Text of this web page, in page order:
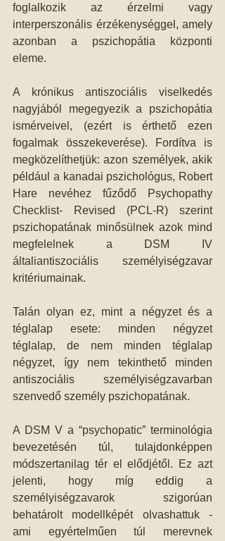
foglalkozik az érzelmi vagy
interperszonális érzékenységgel, amely
azonban a pszichopátia központi
eleme.
A krónikus antiszociális viselkedés
nagyjából megegyezik a pszichopátia
ismérveivel, (ezért is érthető ezen
fogalmak összekeverése). Fordítva is
megközelíthetjük: azon személyek, akik
például a kanadai pszichológus, Robert
Hare nevéhez fűződő Psychopathy
Checklist- Revised (PCL-R) szerint
pszichopatának minősülnek azok mind
megfelelnek a DSM IV
általiantiszociális személyiségzavar
kritériumainak.
Talán olyan ez, mint a négyzet és a
téglalap esete: minden négyzet
téglalap, de nem minden téglalap
négyzet, így nem tekinthető minden
antiszociális személyiségzavarban
szenvedő személy pszichopatának.
A DSM V a “psychopatic” terminológia
bevezetésén túl, tulajdonképpen
módszertanilag tér el elődjétől. Ez azt
jelenti, hogy míg eddig a
személyiségzavarok szigorúan
behatárolt modellképét olvashattuk -
ami egyértelműen túl merevnek